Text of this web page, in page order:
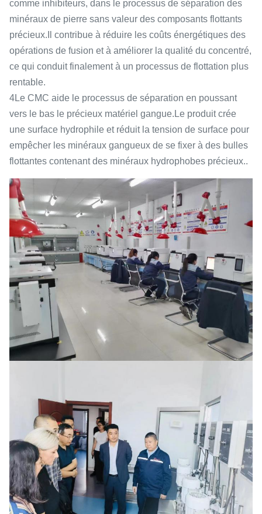
comme inhibiteurs, dans le processus de séparation des
minéraux de pierre sans valeur des composants flottants
précieux.Il contribue à réduire les coûts énergétiques des
opérations de fusion et à améliorer la qualité du concentré,
ce qui conduit finalement à un processus de flottation plus
rentable.
4Le CMC aide le processus de séparation en poussant
vers le bas le précieux matériel gangue.Le produit crée
une surface hydrophile et réduit la tension de surface pour
empêcher les minéraux gangueux de se fixer à des bulles
flottantes contenant des minéraux hydrophobes précieux..